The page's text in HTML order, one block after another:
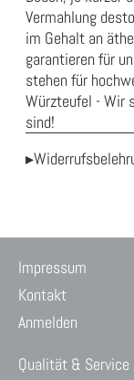
Vermahlung
im Gehalt an
garantieren für
stehen für
Würzteufel - Wir
sind!
Impressum
Kontakt
Anmelden
Qualität & Service